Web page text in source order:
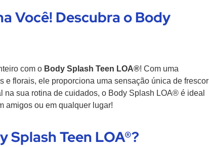
Você! Descubra o Body
com o Body Splash Teen LOA®! Com uma
e florais, ele proporciona uma sensação única de frescor
na sua rotina de cuidados, o Body Splash LOA® é ideal
amigos ou em qualquer lugar!
Splash Teen LOA®?